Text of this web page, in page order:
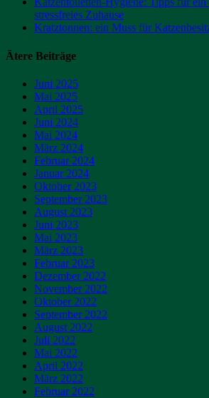
stressfreies Zuhause
Kratztonnen: ein Muss für
Ätere Beiträge
Juni 2025
Mai 2025
April 2025
Juni 2024
Mai 2024
März 2024
Februar 2024
Januar 2024
Oktober 2023
September 2023
August 2023
Juni 2023
Mai 2023
März 2023
Februar 2023
Dezember 2022
November 2022
Oktober 2022
September 2022
August 2022
Juli 2022
Mai 2022
April 2022
März 2022
Februar 2022